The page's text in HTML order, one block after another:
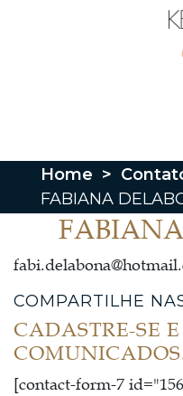
Home >
FABIANA
COMPARTILHE
CADASTRE-SE
[contact-form-7